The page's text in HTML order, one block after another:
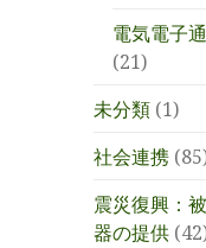
電気電子
(21)
未分類 (1)
社会連携
震災復興：
器の提供